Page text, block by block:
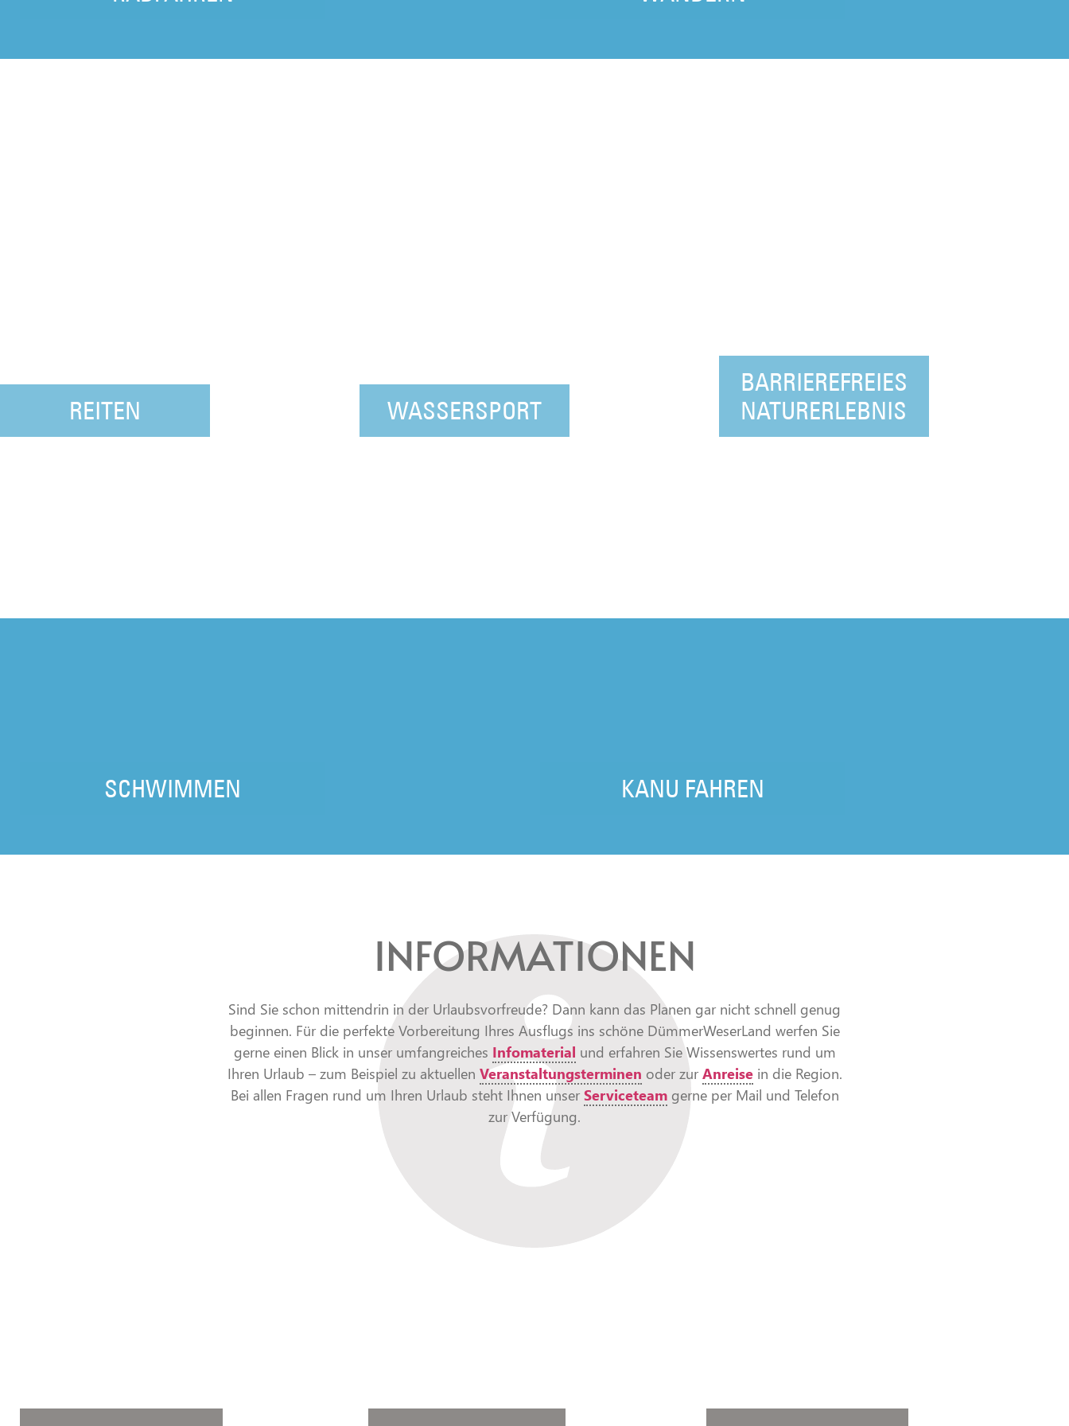
REITEN WASSERSPORT
BARRIEREFREIES
NATURERLEBNIS
SCHWIMMEN KANU FAHREN
INFORMATIONEN
Sind Sie schon mittendrin in der Urlaubsvorfreude? Dann kann das Planen gar nicht schnell genug
beginnen. Für die perfekte Vorbereitung Ihres Ausflugs ins schöne DümmerWeserLand werfen Sie
gerne einen Blick in unser umfangreiches Infomaterial und erfahren Sie Wissenswertes rund um
Ihren Urlaub – zum Beispiel zu aktuellen Veranstaltungsterminen oder zur Anreisein die Region.
Bei allen Fragen rund um Ihren Urlaub steht Ihnen unser Serviceteamgerne per Mail und Telefon
zur Verfügung.